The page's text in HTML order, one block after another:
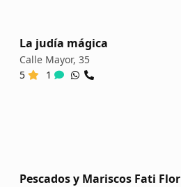
La judía mágica
Calle Mayor, 35
5
1
Pescados y Mariscos Fati Flor